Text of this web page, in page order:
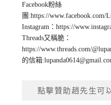
Facebook粉絲
團:https://www.facebook.com/
Instagram：https://
Threads又稱脆：
https://www.threads.com/
的信箱:
點擊贊助趙先生可